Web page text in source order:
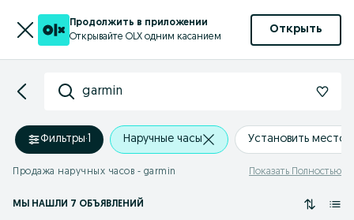
Продолжить в приложении
Открывайте OLX одним касанием
Открыть
garmin
Фильтры·1 Наручные часы Установить
Продажа наручных часов - garmin Показать Полностью
МЫ НАШЛИ 7 ОБЪЯВЛЕНИЙ